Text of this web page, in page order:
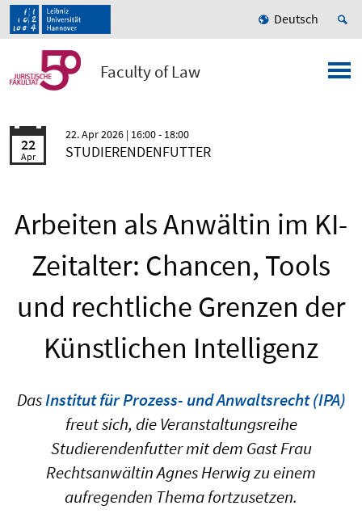
Deutsch
Faculty of Law
22
Apr
22. Apr 2026 | 16:00 - 18:00
STUDIERENDENFUTTER
Arbeiten als Anwältin im KI-
Zeitalter: Chancen, Tools
und rechtliche Grenzen der
Künstlichen Intelligenz
DasInstitut für Prozess- und Anwaltsrecht (IPA)
freut sich, die Veranstaltungsreihe
Studierendenfutter mit dem Gast Frau
Rechtsanwältin Agnes Herwig zu einem
aufregenden Thema fortzusetzen.